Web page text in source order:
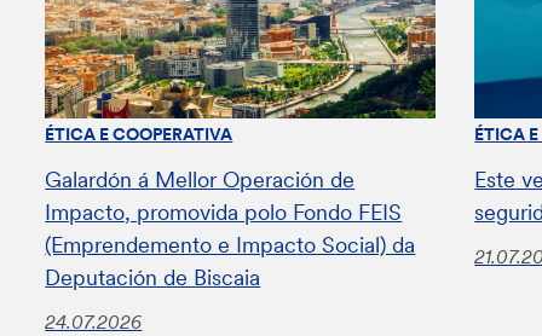
ÉTICA E COOPERATIVA
Galardón á Mellor Operación de
Impacto, promovida polo Fondo FEIS
(Emprendemento e Impacto Social) da
Deputación de Biscaia
24.07.2026
ÉTICA
Este